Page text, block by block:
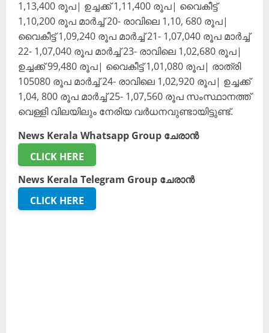
1,13,400 രൂപ| ഉച്ചക്ക് 1,11,400 രൂപ| വൈകീട്ട്
1,10,200 രൂപ മാ‍‌ർച്ച് 20- രാവിലെ 1,10, 680 രൂപ|
വൈകീട്ട് 1,09,240 രൂപ മാ‍‍ർച്ച് 21- 1,07,040 രൂപ മാ‍‌ർച്ച്
22- 1,07,040 രൂപ മാ‍‌‌ർച്ച് 23- രാവിലെ 1,02,680 രൂപ|
ഉച്ചക്ക് 99,480 രൂപ| വൈകീട്ട് 1,01,080 രൂപ| രാത്രി
105080 രൂപ മാർച്ച് 24- രാവിലെ 1,02,920 രൂപ| ഉച്ചക്ക്
1,04, 800 രൂപ മാർച്ച് 25- 1,07,560 രൂപ സംസ്ഥാനത്ത്
വെള്ളി വിലയിലും നേരിയ വർധനവുണ്ടായിട്ടുണ്ട്.
News Kerala Whatsapp Group ചേരാൻ
CLICK HERE
News Kerala Telegram Group ചേരാൻ
CLICK HERE